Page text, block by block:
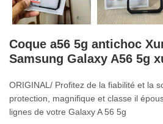
Coque a56 5g antichoc
Samsung Galaxy A56 5g
ORIGINAL/ Profitez de la fiabilité et la
protection, magnifique et classe il
lignes de votre GalaxyA56 5g